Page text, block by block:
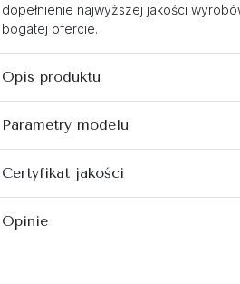
dopełnienie najwyższej jakości
bogatej ofercie.
Opis produktu
Parametry modelu
Certyfikat jakości
Opinie